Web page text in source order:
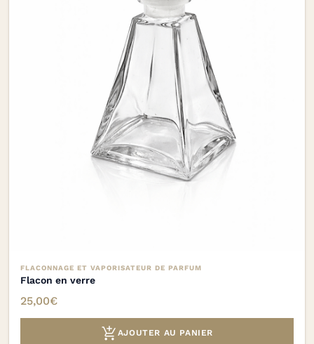
FLACONNAGE ET VAPORISATEUR DE PARFUM
Flacon en verre
25,00€
 AJOUTER AU PANIER